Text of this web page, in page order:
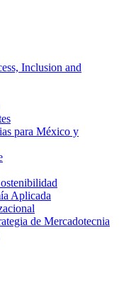
Inclusion and
para México y
Aplicada
de Mercadotecnia